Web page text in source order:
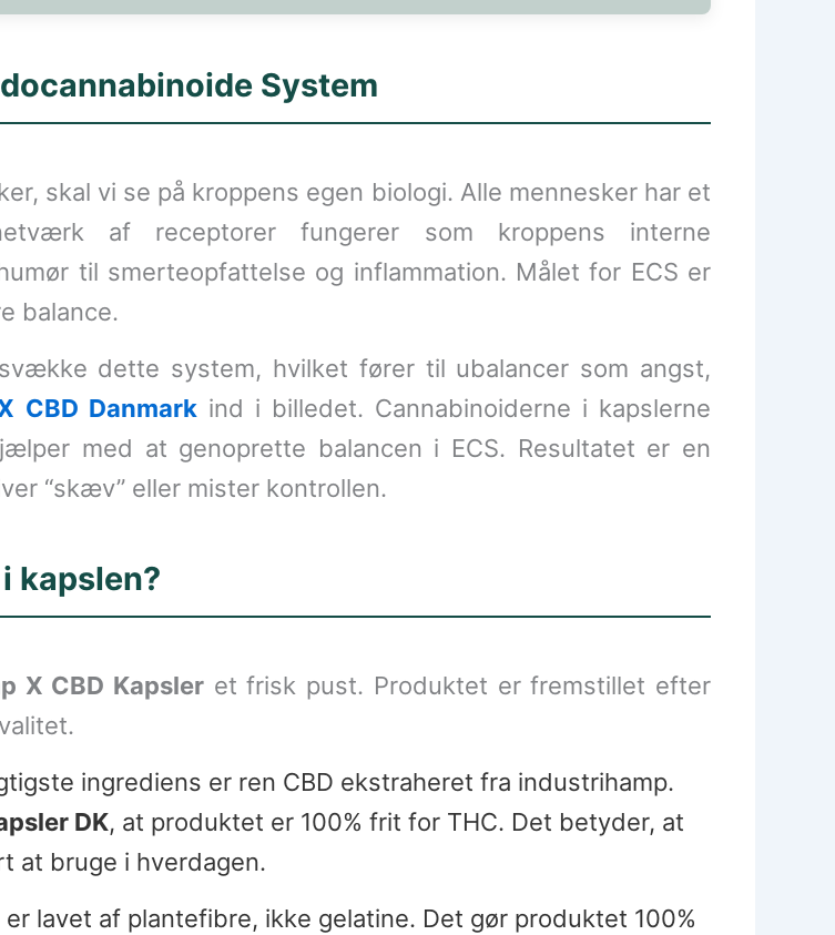
System
skal vi se på kroppens egen biologi. Alle mennesker har et
af receptorer fungerer som kroppens interne
til smerteopfattelse og inflammation. Målet for ECS er
balance.
dette system, hvilket fører til ubalancer som angst,
CBD Danmarkind i billedet. Cannabinoiderne i kapslerne
med at genoprette balancen i ECS. Resultatet er en
“skæv” eller mister kontrollen.
kapslen?
X CBD Kapsler et frisk pust. Produktet er fremstillet efter
ingrediens er ren CBD ekstraheret fra industrihamp.
DK, at produktet er 100% frit for THC. Det betyder, at
at bruge i hverdagen.
er lavet af plantefibre, ikke gelatine. Det gør produktet 100%